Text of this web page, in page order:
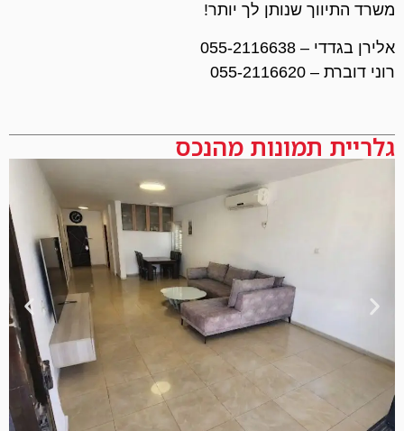
משרד התיווך שנותן לך יותר!
אלירן בגדדי – 055-2116638
רוני דוברת – 055-2116620
גלריית תמונות מהנכס